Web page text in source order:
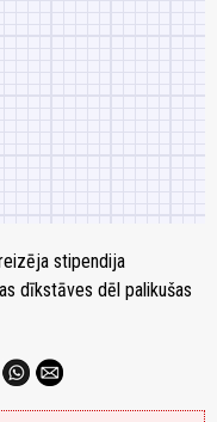
stipendija
dīkstāves dēl palikušas